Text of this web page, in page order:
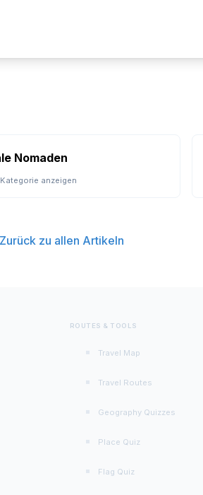
Nomaden
anzeigen
Zurück zu allen Artikeln
ROUTES & TOOLS
Travel Map
Travel Routes
Geography Quizzes
Place Quiz
Flag Quiz